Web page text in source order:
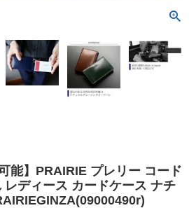
能】PRAIRIE プレリー コード
ディース カードケース ナチ